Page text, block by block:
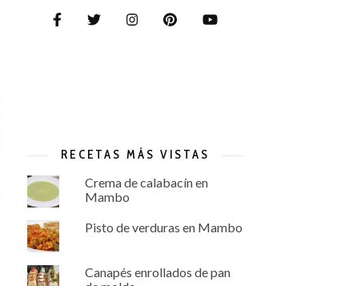
RECETAS MÁS VISTAS
Crema de calabacín en
Mambo
Pisto de verduras en Mambo
Canapés enrollados de pan